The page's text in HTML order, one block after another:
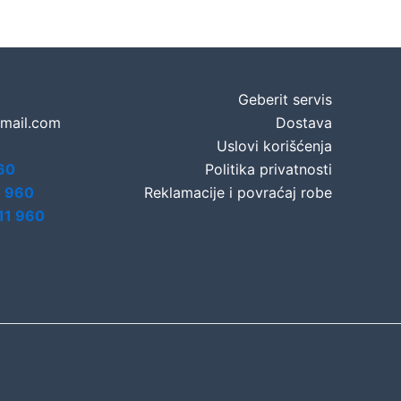
960
960
Geberit servis
Dostava
Uslovi korišćenja
Politika privatnosti
Reklamacije i povraćaj robe